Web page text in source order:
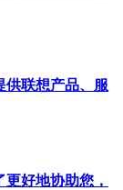
供联想产品、服
好地协助您，